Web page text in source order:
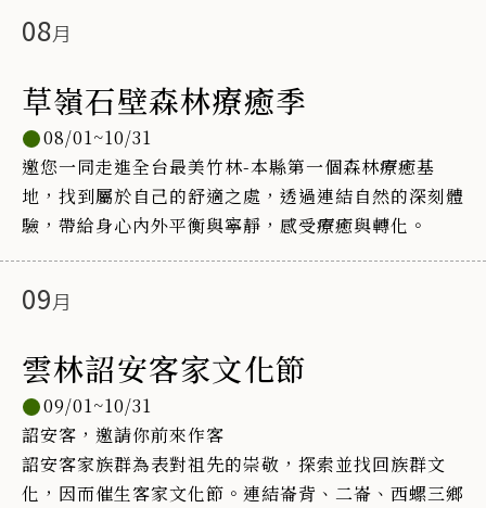
08
草嶺石壁森林療癒季
08/01~10/31
邀您一同走進全台最美竹林-本縣第一個森林療癒基
地，找到屬於自己的舒適之處，透過連結自然的深刻體
驗，帶給身心內外平衡與寧靜，感受療癒與轉化。
09
雲林詔安客家文化節
09/01~10/31
詔安客，邀請你前來作客
詔安客家族群為表對祖先的崇敬，探索並找回族群文
化，因而催生客家文化節。連結崙背、二崙、西螺三鄉